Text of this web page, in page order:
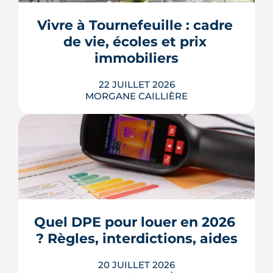
appel de fonds. Avec des taux autour
de 3,2 % en 2026, la note grimpe vite.
Voici les leviers concrets pour r...
LIRE L'ARTICLE
Vivre à Tournefeuille : cadre
de vie, écoles et prix
immobiliers
22 JUILLET 2026
MORGANE CAILLIÈRE
Écoles, base de loisirs, transports,
projets urbains et prix au m2 : le guide
3e ville de Haute-Garonne.
LIRE L'ARTICLE
Quel DPE pour louer en 2026
? Règles, interdictions, aides
20 JUILLET 2026